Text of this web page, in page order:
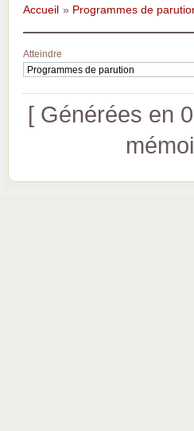
Accueil » Programmes de
Atteindre
[ Générées en